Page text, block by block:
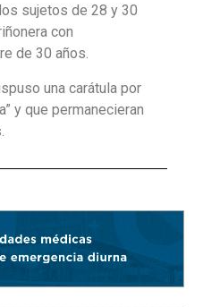
sujetos de 28 y 30
con
de 30 años.
una carátula por
y que permanecieran